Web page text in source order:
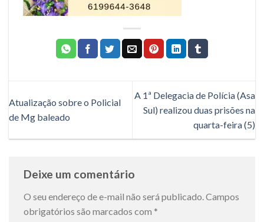
Atualização sobre o Policial
de Mg baleado
A 1ª Delegacia de Polícia (Asa
Sul) realizou duas prisões na
quarta-feira (5)
Deixe um comentário
O seu endereço de e-mail não será publicado. Campos
obrigatórios são marcados com *